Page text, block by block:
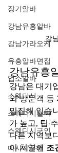
장기알바
강남유흥알바
강남가라오케
유흥알바면접
업소알바
스웨디시
스웨디시알바
스웨디시구인
마사지구인
강
강남유흥
강남은 대기
외 방문객 등
밀집해 있습
가 높고, 팁·
다른 지역보
이 치열해 조